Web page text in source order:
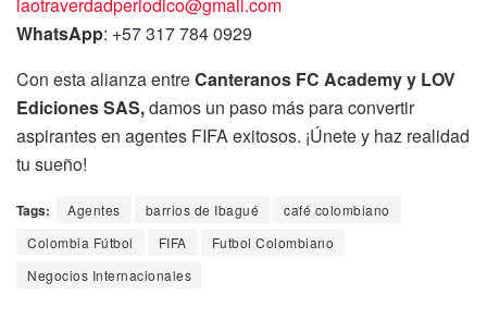
WhatsApp: +57 317 784 0929
Con esta alianza entreCanteranos FC Academy y LOV
Ediciones SAS,damos un paso más para convertir
aspirantes en agentes FIFA exitosos. ¡Únete y haz realidad
tu sueño!
Tags: Agentes barrios de Ibagué
café colombiano
Colombia Fútbol
FIFA
Futbol Colombiano
Negocios Internacionales